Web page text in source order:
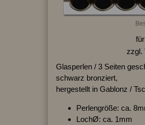
für
zzgl.
Glasperlen / 3 Seiten
schwarz bronziert,
hergestellt in Gablonz /
Perlengröße: ca.
LochØ: ca. 1mm